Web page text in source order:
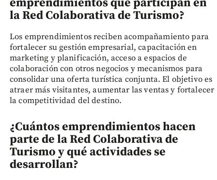
emprendimientos que participan en
la Red Colaborativa de Turismo?
Los emprendimientos reciben acompañamiento para
fortalecer su gestión empresarial, capacitación en
marketing y planificación, acceso a espacios de
colaboración con otros negocios y mecanismos para
consolidar una oferta turística conjunta. El objetivo es
atraer más visitantes, aumentar las ventas y fortalecer
la competitividad del destino.
¿Cuántos emprendimientos hacen
parte de la Red Colaborativa de
Turismo y qué actividades se
desarrollan?